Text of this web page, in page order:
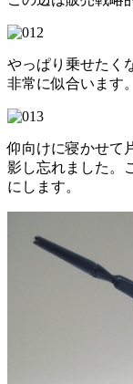
やっぱり乗せたく
非常に似合います。
仰向けに寝かせて
影し忘れました。
にします。